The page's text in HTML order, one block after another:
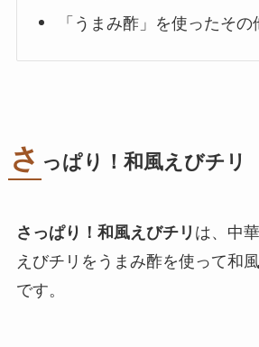
「うまみ酢」を使ったそ
さ っぱり！和風えびチリ
さっぱり！和風えびチリ は、中
えびチリをうまみ酢を使って和
です。